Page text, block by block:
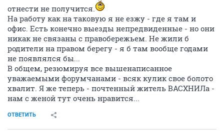
отнести не получится.
На работу как на таковую я не езжу - где я там и
офис. Есть конечно выезды непредвиденные - но они
никак не связаны с правобережьем. Не жили б
родители на правом берегу - я б там вообще годами
не появлялся бы...
В общем, резюмируя все вышенаписанное
уважаемыми форумчанами - всяк кулик свое болото
хвалит. Я же теперь - почтенный житель ВАСХНИЛа -
нам с женой тут очень нравится...
ОТВЕТИТЬ